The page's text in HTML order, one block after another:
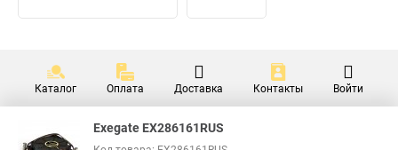
Каталог Оплата Доставка Контакты Войти
Exegate EX286161RUS